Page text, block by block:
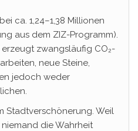
ca. 1,24–1,38 Millionen
aus dem ZIZ-Programm).
zwangsläufig CO₂-
neue Steine,
jedoch weder
Stadtverschönerung. Weil
die Wahrheit